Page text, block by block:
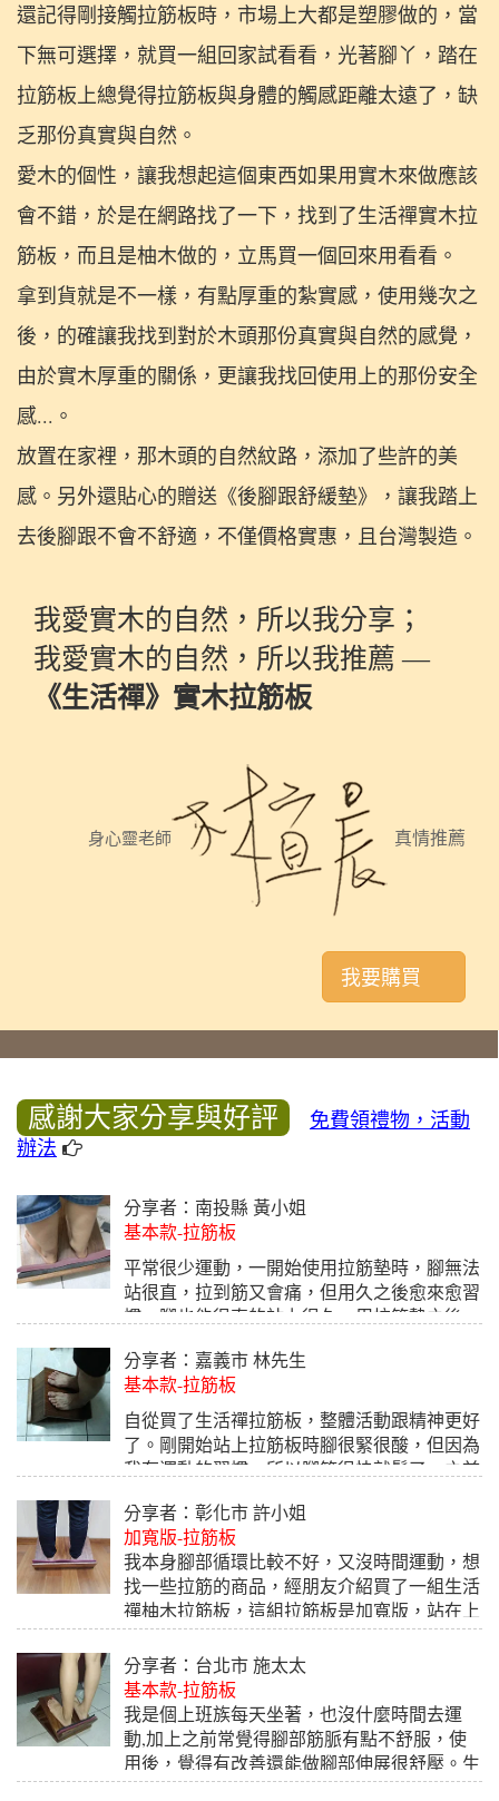
還記得剛接觸拉筋板時，市場上大都是塑膠做的，當
下無可選擇，就買一組回家試看看，光著腳丫，踏在
拉筋板上總覺得拉筋板與身體的觸感距離太遠了，缺
乏那份真實與自然。
愛木的個性，讓我想起這個東西如果用實木來做應該
會不錯，於是在網路找了一下，找到了生活禪實木拉
筋板，而且是柚木做的，立馬買一個回來用看看。
拿到貨就是不一樣，有點厚重的紮實感，使用幾次之
後，的確讓我找到對於木頭那份真實與自然的感覺，
由於實木厚重的關係，更讓我找回使用上的那份安全
感...。
放置在家裡，那木頭的自然紋路，添加了些許的美
感。另外還貼心的贈送《後腳跟舒緩墊》，讓我踏上
去後腳跟不會不舒適，不僅價格實惠，且台灣製造。
我愛實木的自然，所以我分享；
我愛實木的自然，所以我推薦 —
《生活禪》實木拉筋板
身心靈老師 真情推薦
我要購買
感謝大家分享與好評
免費領禮物，活動
辦法
分享者：南投縣 黃小姐
基本款-拉筋板
平常很少運動，一開始使用拉筋墊時，腳無法
站很直，拉到筋又會痛，但用久之後愈來愈習
慣，腳也能很直的站力很久，用拉筋墊之後，
免運動傷害、恢復肌肉彈性、讓肌肉線條更修
長美麗 （運動後如果沒有伸展拉筋 ，肌肉束
可能因收縮而會越練越短，容易變成凸起一塊
的狀態。）全家大小都很適合，我家小朋友也
喜歡。
分享者：嘉義市 林先生
基本款-拉筋板
自從買了生活禪拉筋板，整體活動跟精神更好
了。剛開始站上拉筋板時腳很緊很酸，但因為
我有運動的習慣，所以腳筋很快就鬆了。之前
板幾乎都偏向塑膠或是簡易型的，站起來感覺
就是沒有安全感，自從找到這款生活禪的拉筋
板後，我就一直推薦給朋友，實木拉筋板站上
去感覺就是安全，每天運動完就是站上拉筋板
上活絡一下，整體真的改善很多！值得推薦給
分享者：彰化市 許小姐
加寬版-拉筋板
我本身腳部循環比較不好，又沒時間運動，想
找一些拉筋的商品，經朋友介紹買了一組生活
禪柚木拉筋板，這組拉筋板是加寬版，站在上
面覺得很穩更有安全感，使用一段時間後對於
腳部的循環有改善了，覺得這個商品很不錯，
所以想推薦給大家，真心推薦 !
2018.10.01
分享者：台北市 施太太
基本款-拉筋板
我是個上班族每天坐著，也沒什麼時間去運
動,加上之前常覺得腳部筋脈有點不舒服，使
用後，覺得有改善還能做腳部伸展很舒壓。生
活禪拉筋板品質好，真材實料。